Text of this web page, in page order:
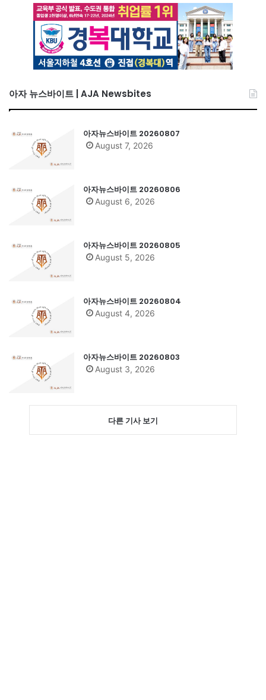
아자 뉴스바이트 | AJA Newsbites
아자뉴스바이트 20260807
August 7, 2026
아자뉴스바이트 20260806
August 6, 2026
아자뉴스바이트 20260805
August 5, 2026
아자뉴스바이트 20260804
August 4, 2026
아자뉴스바이트 20260803
August 3, 2026
다른 기사 보기